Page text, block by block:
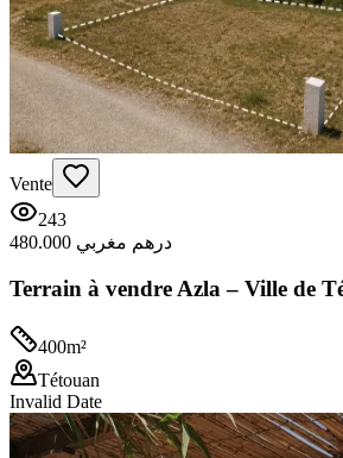
Vente
243
480.000 درهم مغربي
Terrain à vendre Azla – Ville de
400m²
Tétouan
Invalid Date